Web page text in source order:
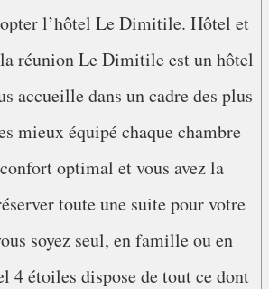
l’hôtel Le Dimitile. Hôtel et
réunion Le Dimitile est un hôtel
accueille dans un cadre des plus
mieux équipé chaque chambre
optimal et vous avez la
toute une suite pour votre
soyez seul, en famille ou en
4 étoiles dispose de tout ce dont